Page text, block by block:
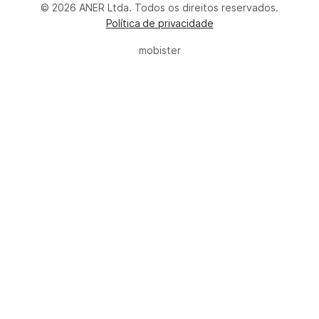
© 2026 ANER Ltda. Todos os direitos reservados.
Política de privacidade
mobister